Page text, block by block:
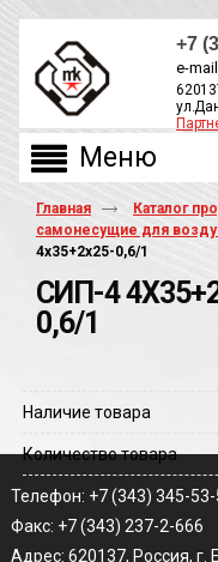
+7
e-
Главная Каталог
самонесущие для
4х35+2х25-0,6/1
СИП-4
0,6/1
Наличие товара
Количество товара
Телефон: +7 (343) 345-53-
Факс: +7 (343) 237-2-666
Адрес: 620137, Россия, г.